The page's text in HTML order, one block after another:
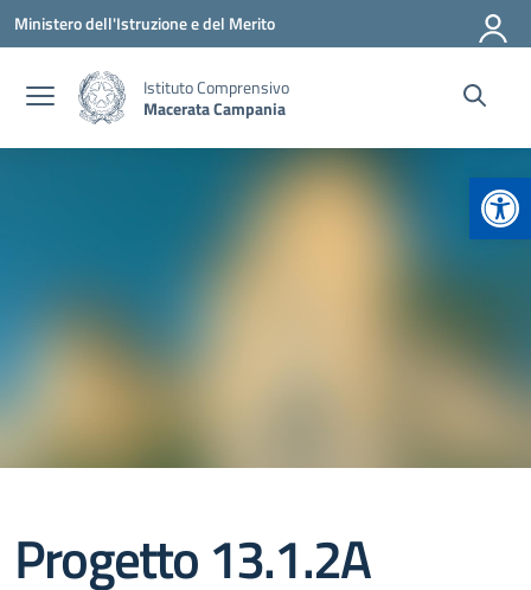
Vai ai contenuti
Vai al menu di navigazione
Vai al footer
Ministero dell'Istruzione e del Merito
Istituto Comprensivo
Macerata Campania
Progetto 13.1.2A